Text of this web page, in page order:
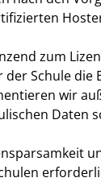
zum
Schule
wir
Daten